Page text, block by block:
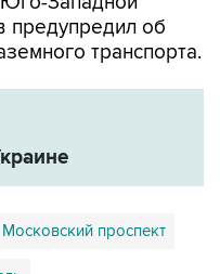
предупредил об
транспорта.
Московский проспект